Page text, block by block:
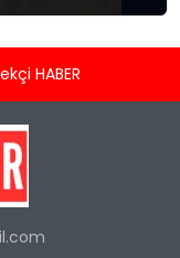
HABER